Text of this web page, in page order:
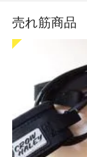
売れ筋商品